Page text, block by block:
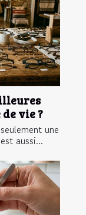
vie ?
une
aussi...